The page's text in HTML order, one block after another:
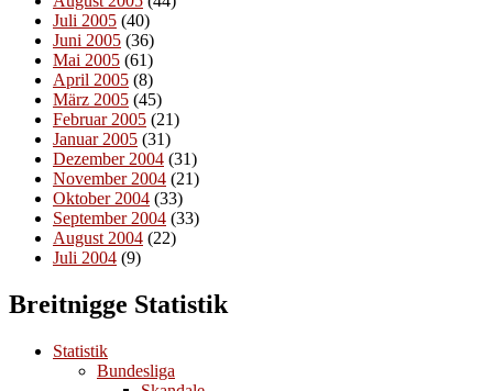
Juli 2005 (40)
Juni 2005 (36)
Mai 2005 (61)
April 2005 (8)
März 2005 (45)
Februar 2005 (21)
Januar 2005 (31)
Dezember 2004 (31)
November 2004 (21)
Oktober 2004 (33)
September 2004 (33)
August 2004 (22)
Juli 2004 (9)
Breitnigge Statistik
Statistik
Bundesliga